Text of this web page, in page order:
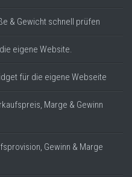
& Gewicht schnell prüfen
eigene Website.
für die eigene Webseite
Marge & Gewinn
Gewinn & Marge